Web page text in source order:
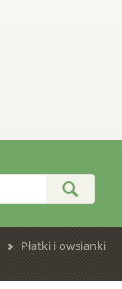
Płatki i owsianki